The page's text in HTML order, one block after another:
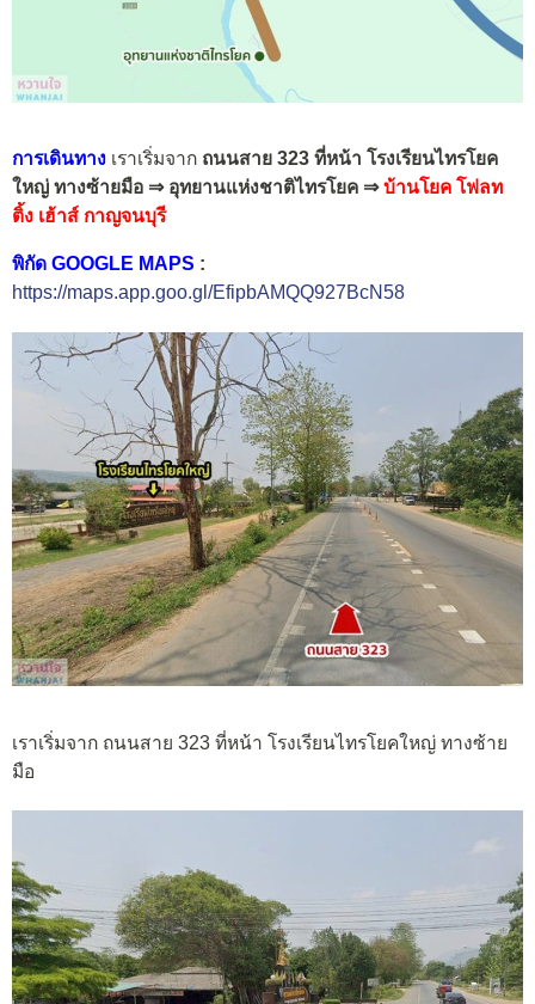
การเดินทาง เราเริ่มจาก ถนนสาย 323 ที่หน้า โรงเรียนไทรโยค
ใหญ่ ทางซ้ายมือ ⇒ อุทยานแห่งชาติไทรโยค ⇒บ้านโยค โฟลท
ติ้ง เฮ้าส์ กาญจนบุรี
พิกัด GOOGLE MAPS :
https://maps.app.goo.gl/EfipbAMQQ927BcN58
เราเริ่มจาก ถนนสาย 323 ที่หน้า โรงเรียนไทรโยคใหญ่ ทางซ้าย
มือ